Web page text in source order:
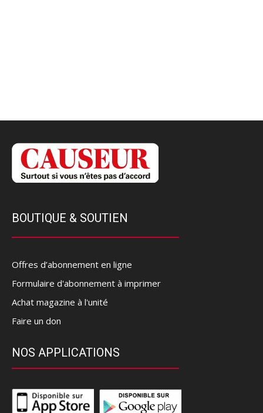
BOUTIQUE & SOUTIEN
Offres d’abonnement en ligne
Formulaire d'abonnement à imprimer
Achat magazine à l'unité
Faire un don
NOS APPLICATIONS